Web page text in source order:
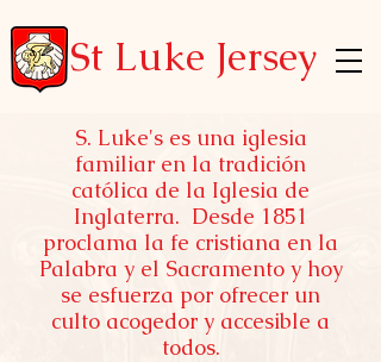
St Luke Jersey
S. Luke's es una iglesia
familiar en la tradición
católica de la Iglesia de
Inglaterra. Desde 1851
proclama la fe cristiana en la
Palabra y el Sacramento y hoy
se esfuerza por ofrecer un
culto acogedor y accesible a
todos.